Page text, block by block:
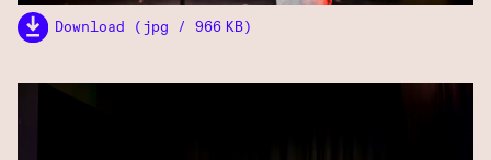
Download (jpg / 966 KB)